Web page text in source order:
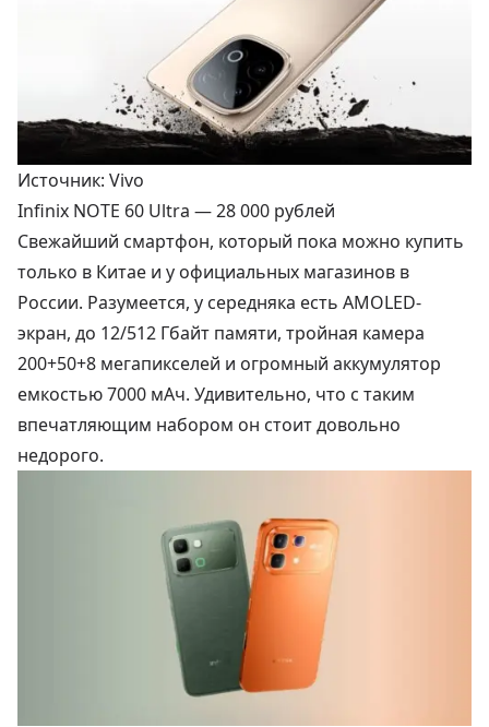
Источник: Vivo
Infinix NOTE 60 Ultra —28 000 рублей
Свежайший смартфон, который пока можно купить
только в Китае и у официальных магазинов в
России. Разумеется, у середняка есть AMOLED-
экран, до 12/512 Гбайт памяти, тройная камера
200+50+8 мегапикселей и огромный аккумулятор
емкостью 7000 мАч. Удивительно, что с таким
впечатляющим набором он стоит довольно
недорого.